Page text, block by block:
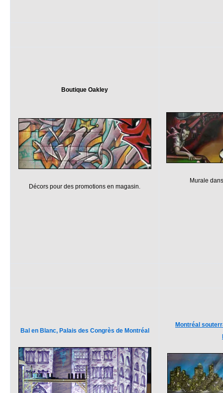
Boutique Oakley
Décors pour des promotions en magasin.
Murale
Bal en Blanc, Palais des Congrès de Montréal
Montréal